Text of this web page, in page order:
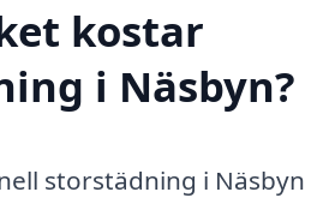
kostar
i Näsbyn?
storstädning i Näsbyn